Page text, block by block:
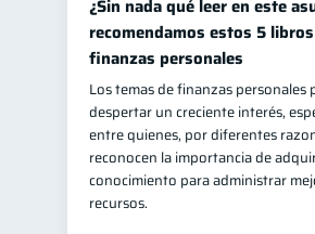
¿Sin nada qué leer en este
recomendamos estos 5
finanzas personales
Los temas de finanzas personales
despertar un creciente interés,
entre quienes, por diferentes
reconocen la importancia de
conocimiento para administrar
recursos.